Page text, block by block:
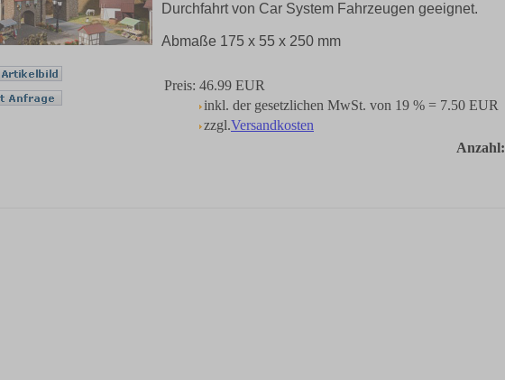
Durchfahrt von Car System Fahrzeugen geeignet.
Abmaße 175 x 55 x 250 mm
Preis: 46.99 EUR
inkl. der gesetzlichen MwSt. von 19 % = 7.50 EUR
zzgl.Versandkosten
Anzahl: